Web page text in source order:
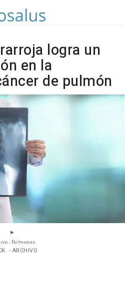
logra un
en la
de pulmón
- Pulmones.
- ARCHIVO